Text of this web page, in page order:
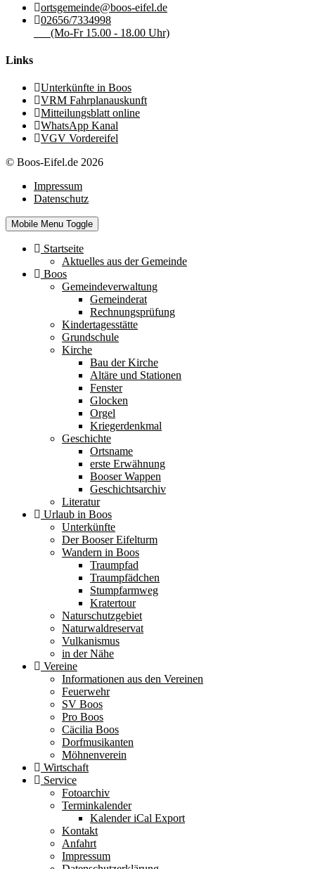
ortsgemeinde@boos-eifel.de
02656/7334998
(Mo-Fr 15.00 - 18.00 Uhr)
Links
Unterkünfte in Boos
VRM Fahrplanauskunft
Mitteilungsblatt online
WhatsApp Kanal
VGV Vordereifel
© Boos-Eifel.de 2026
Impressum
Datenschutz
Mobile Menu Toggle
Startseite
Aktuelles aus der Gemeinde
Boos
Gemeindeverwaltung
Gemeinderat
Rechnungsprüfung
Kindertagesstätte
Grundschule
Kirche
Bau der Kirche
Altäre und Stationen
Fenster
Glocken
Orgel
Kriegerdenkmal
Geschichte
Ortsname
erste Erwähnung
Booser Wappen
Geschichtsarchiv
Literatur
Urlaub in Boos
Unterkünfte
Der Booser Eifelturm
Wandern in Boos
Traumpfad
Traumpfädchen
Stumpfarmweg
Kratertour
Naturschutzgebiet
Naturwaldreservat
Vulkanismus
in der Nähe
Vereine
Informationen aus den Vereinen
Feuerwehr
SV Boos
Pro Boos
Cäcilia Boos
Dorfmusikanten
Möhnenverein
Wirtschaft
Service
Fotoarchiv
Terminkalender
Kalender iCal Export
Kontakt
Anfahrt
Impressum